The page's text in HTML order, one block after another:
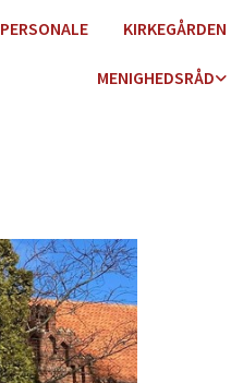
PERSONALE KIRKEGÅRDEN
MENIGHEDSRÅD